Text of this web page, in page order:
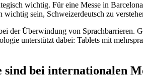
wichtig. Für eine Messe in
wichtig sein, Schweizerdeutsch zu
der Überwindung von Sprachbarrieren.
unterstützt dabei: Tablets mit
bei internationalen